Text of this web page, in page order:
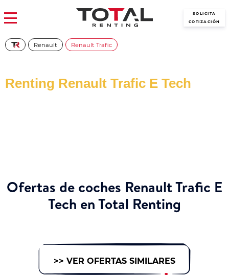
SOLICITA
COTIZACIÓN
Renting Renault Trafic E Tech
Renault Renault Trafic
Ofertas de coches Renault Trafic E
Tech en Total Renting
>> VER OFERTAS SIMILARES